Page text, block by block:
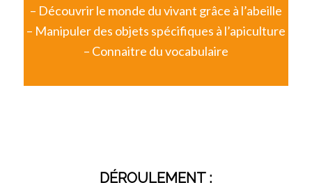
– Découvrir le monde du vivant grâce à l’abeille
– Manipuler des objets spécifiques à l’apiculture
– Connaitre du vocabulaire
DÉROULEMENT :